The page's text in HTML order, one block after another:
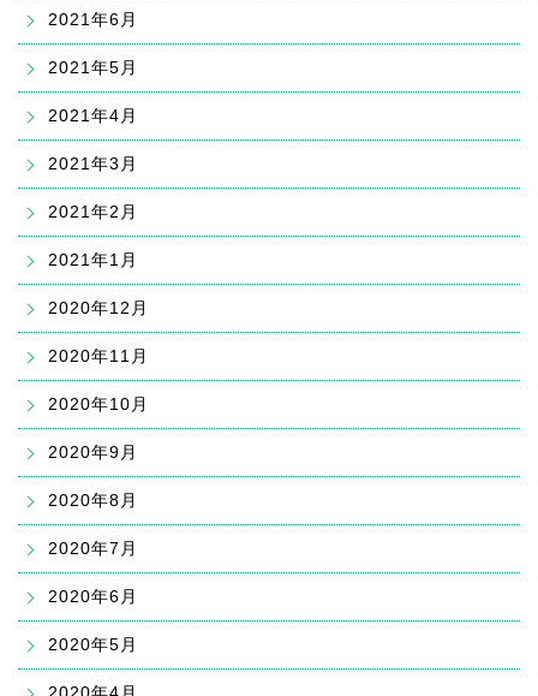
2021年6月
2021年5月
2021年4月
2021年3月
2021年2月
2021年1月
2020年12月
2020年11月
2020年10月
2020年9月
2020年8月
2020年7月
2020年6月
2020年5月